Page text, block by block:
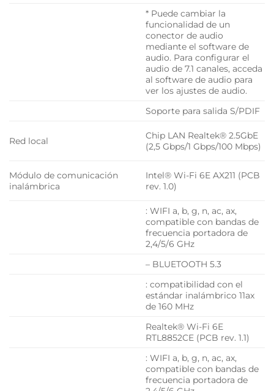
* Puede cambiar la
funcionalidad de un
conector de audio
mediante el software de
audio. Para configurar el
audio de 7.1 canales, acceda
al software de audio para
ver los ajustes de audio.
Soporte para salida S/PDIF
Red local
Chip LAN Realtek® 2.5GbE
(2,5 Gbps/1 Gbps/100 Mbps)
Módulo de comunicación
inalámbrica
Intel® Wi-Fi 6E AX211 (PCB
rev. 1.0)
: WIFI a, b, g, n, ac, ax,
compatible con bandas de
frecuencia portadora de
2,4/5/6 GHz
– BLUETOOTH 5.3
: compatibilidad con el
estándar inalámbrico 11ax
de 160 MHz
Realtek® Wi-Fi 6E
RTL8852CE (PCB rev. 1.1)
: WIFI a, b, g, n, ac, ax,
compatible con bandas de
frecuencia portadora de